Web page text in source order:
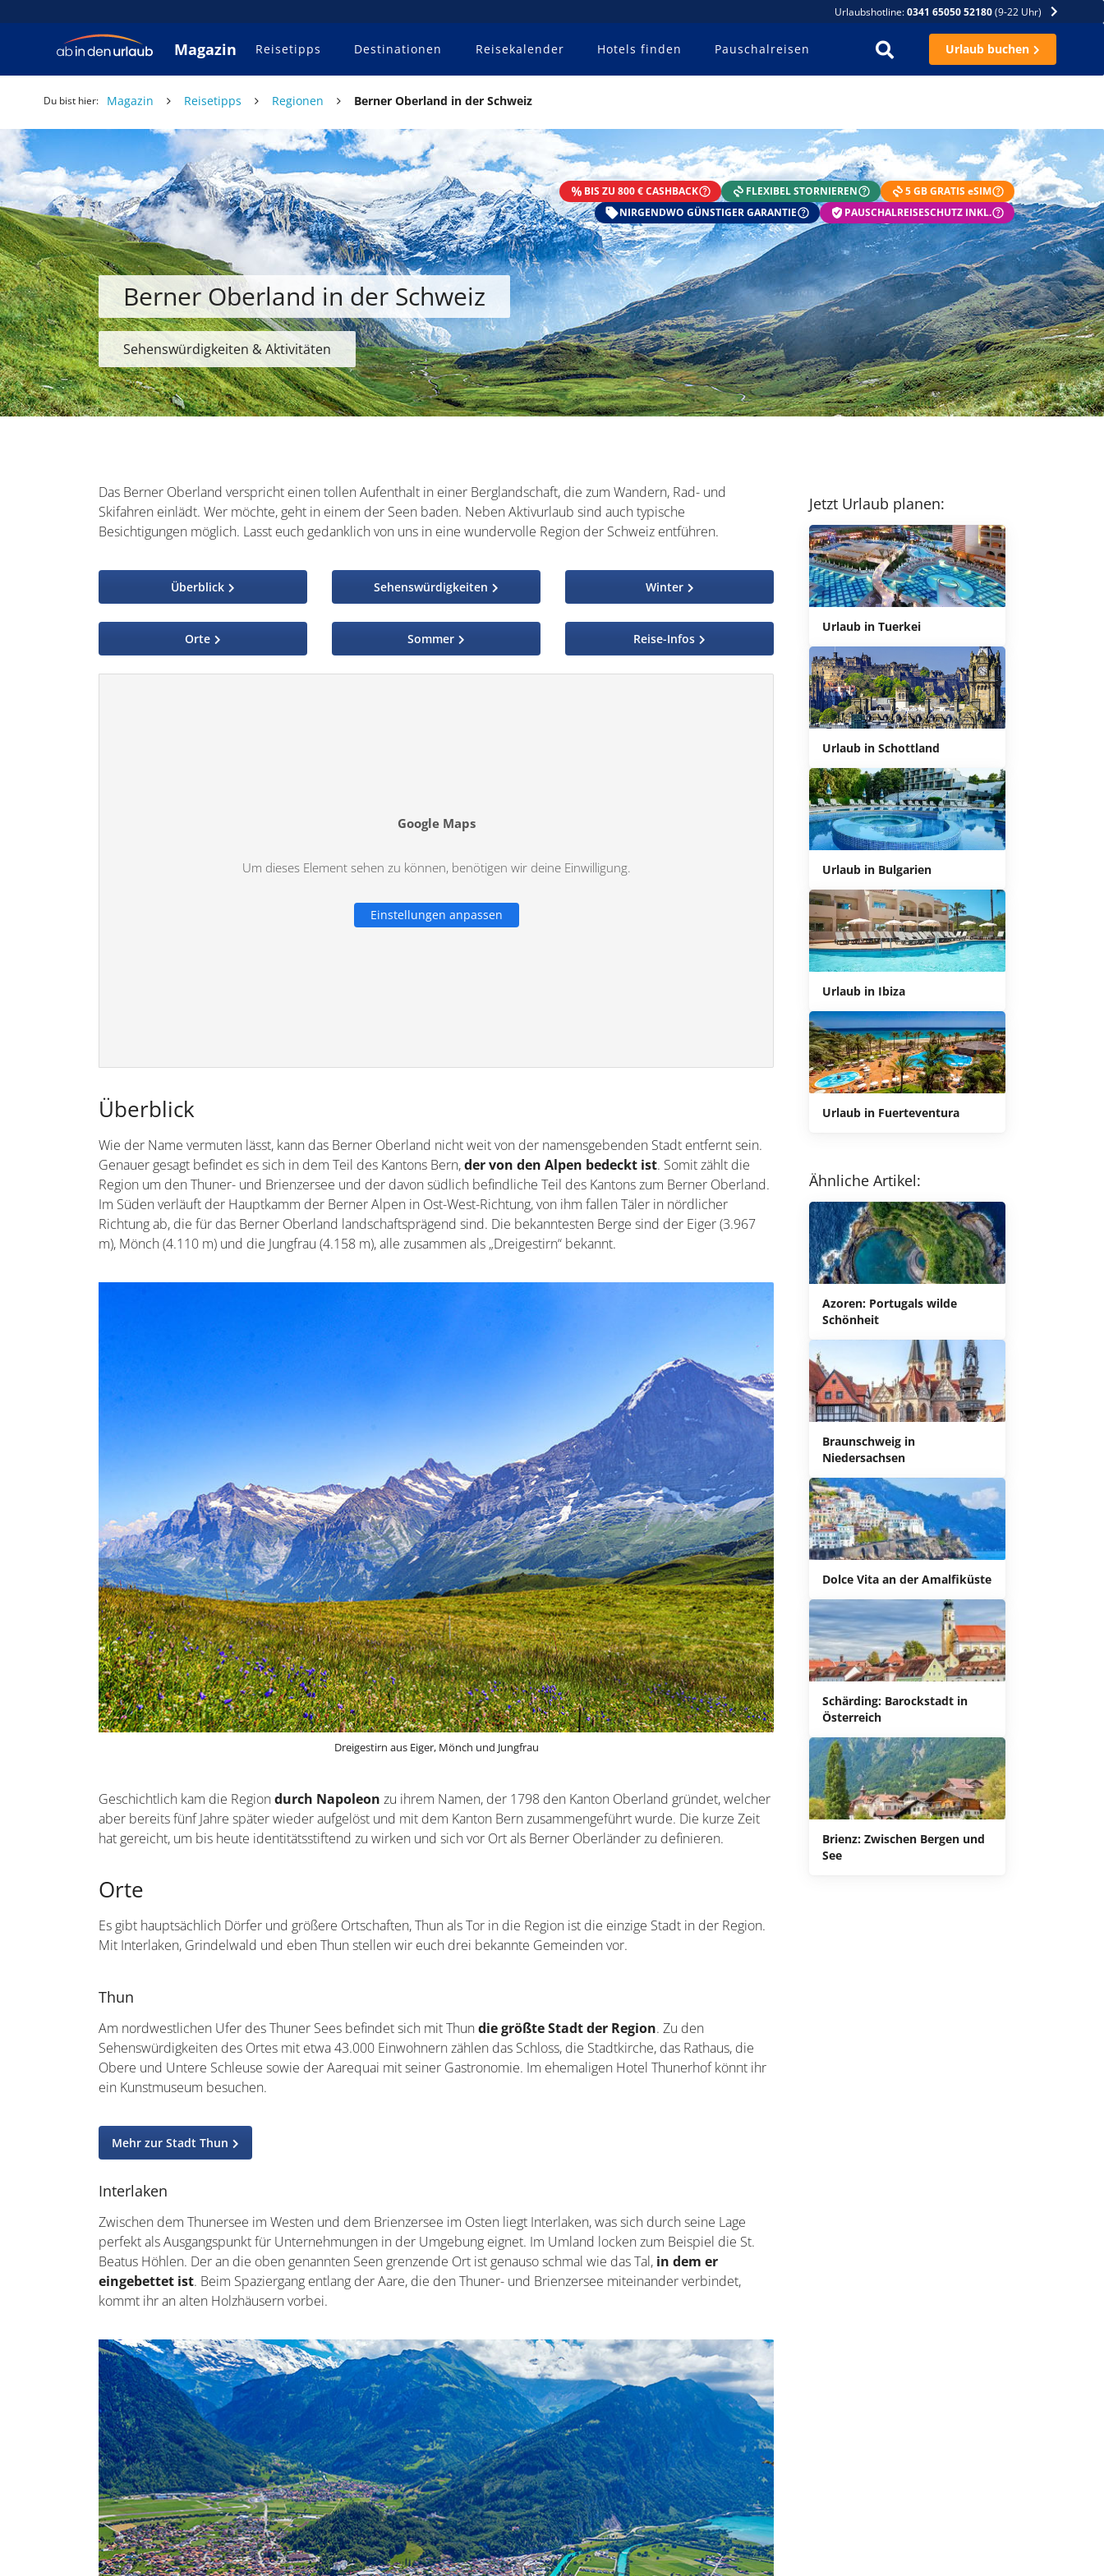
Urlaubshotline:0341 65050 52180(9-22 Uhr)
Magazin Reisetipps Destinationen Reisekalender Hotels finden Pauschalreisen Urlaub buchen
Du bist hier: Magazin Reisetipps Regionen Berner Oberland in der Schweiz
BIS ZU 800 € CASHBACK FLEXIBEL STORNIEREN
5 GB GRATIS eSIM
NIRGENDWO GÜNSTIGER GARANTIE
PAUSCHALREISESCHUTZ INKL.
Berner Oberland in der Schweiz
Sehenswürdigkeiten & Aktivitäten
Das Berner Oberland verspricht einen tollen Aufenthalt in einer Berglandschaft, die zum Wandern, Rad- und
Skifahren einlädt. Wer möchte, geht in einem der Seen baden. Neben Aktivurlaub sind auch typische
Besichtigungen möglich. Lasst euch gedanklich von uns in eine wundervolle Region der Schweiz entführen.
Überblick
Orte
Sehenswürdigkeiten
Sommer
Winter
Reise-Infos
Google Maps
Um dieses Element sehen zu können, benötigen wir deine Einwilligung.
Einstellungen anpassen
Überblick
Wie der Name vermuten lässt, kann das Berner Oberland nicht weit von der namensgebenden Stadt entfernt sein.
Genauer gesagt befindet es sich in dem Teil des Kantons Bern,der von den Alpen bedeckt ist. Somit zählt die
Region um den Thuner- und Brienzersee und der davon südlich befindliche Teil des Kantons zum Berner Oberland.
Im Süden verläuft der Hauptkamm der Berner Alpen in Ost-West-Richtung, von ihm fallen Täler in nördlicher
Richtung ab, die für das Berner Oberland landschaftsprägend sind. Die bekanntesten Berge sind der Eiger (3.967
m), Mönch (4.110 m) und die Jungfrau (4.158 m), alle zusammen als „Dreigestirn“ bekannt.
Dreigestirn aus Eiger, Mönch und Jungfrau
Geschichtlich kam die Regiondurch Napoleon zu ihrem Namen, der 1798 den Kanton Oberland gründet, welcher
aber bereits fünf Jahre später wieder aufgelöst und mit dem Kanton Bern zusammengeführt wurde. Die kurze Zeit
hat gereicht, um bis heute identitätsstiftend zu wirken und sich vor Ort als Berner Oberländer zu definieren.
Orte
Es gibt hauptsächlich Dörfer und größere Ortschaften, Thun als Tor in die Region ist die einzige Stadt in der Region.
Mit Interlaken, Grindelwald und eben Thun stellen wir euch drei bekannte Gemeinden vor.
Thun
Am nordwestlichen Ufer des Thuner Sees befindet sich mit Thundie größte Stadt der Region. Zu den
Sehenswürdigkeiten des Ortes mit etwa 43.000 Einwohnern zählen das Schloss, die Stadtkirche, das Rathaus, die
Obere und Untere Schleuse sowie der Aarequai mit seiner Gastronomie. Im ehemaligen Hotel Thunerhof könnt ihr
ein Kunstmuseum besuchen.
Mehr zur Stadt Thun
Interlaken
Zwischen dem Thunersee im Westen und dem Brienzersee im Osten liegt Interlaken, was sich durch seine Lage
perfekt als Ausgangspunkt für Unternehmungen in der Umgebung eignet. Im Umland locken zum Beispiel die St.
Beatus Höhlen. Der an die oben genannten Seen grenzende Ort ist genauso schmal wie das Tal, in dem er
eingebettet ist. Beim Spaziergang entlang der Aare, die den Thuner- und Brienzersee miteinander verbindet,
kommt ihr an alten Holzhäusern vorbei.
Jetzt Urlaub planen:
Urlaub in Tuerkei
Urlaub in Schottland
Urlaub in Bulgarien
Urlaub in Ibiza
Urlaub in Fuerteventura
Ähnliche Artikel:
Azoren: Portugals wilde
Schönheit
Braunschweig in
Niedersachsen
Dolce Vita an der Amalfiküste
Schärding: Barockstadt in
Österreich
Brienz: Zwischen Bergen und
See